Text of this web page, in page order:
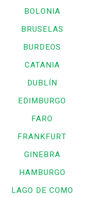
BOLONIA
BRUSELAS
BURDEOS
CATANIA
DUBLÍN
EDIMBURGO
FARO
FRANKFURT
GINEBRA
HAMBURGO
LAGO DE COMO